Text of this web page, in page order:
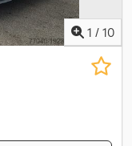
1 / 10